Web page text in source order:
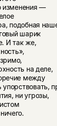
изменения —
подобная
шарик
И так же,
на деле,
между
ни угрозы,